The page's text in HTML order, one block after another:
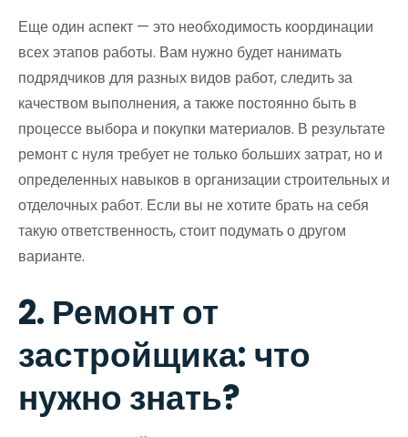
Еще один аспект — это необходимость координации
всех этапов работы. Вам нужно будет нанимать
подрядчиков для разных видов работ, следить за
качеством выполнения, а также постоянно быть в
процессе выбора и покупки материалов. В результате
ремонт с нуля требует не только больших затрат, но и
определенных навыков в организации строительных и
отделочных работ. Если вы не хотите брать на себя
такую ответственность, стоит подумать о другом
варианте.
2. Ремонт от
застройщика: что
нужно знать?